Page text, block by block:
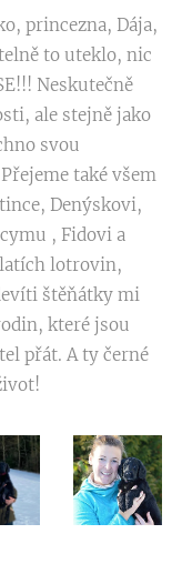
princezna, Dája,
to uteklo, nic
Neskutečně
ale stejně jako
svou
také všem
Denýskovi,
, Fidovi a
lotrovin,
štěňátky mi
které jsou
přát. A ty černé